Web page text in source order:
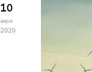
10
июл
2020